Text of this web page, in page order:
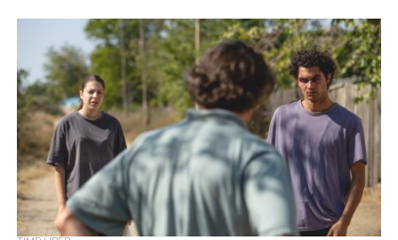
Conceptual Lab by Theo Nissim a organizat, pe 8 octombrie, o
petrecere de gală dedicată lansării naționale a filmului „Trei
kilometri până...